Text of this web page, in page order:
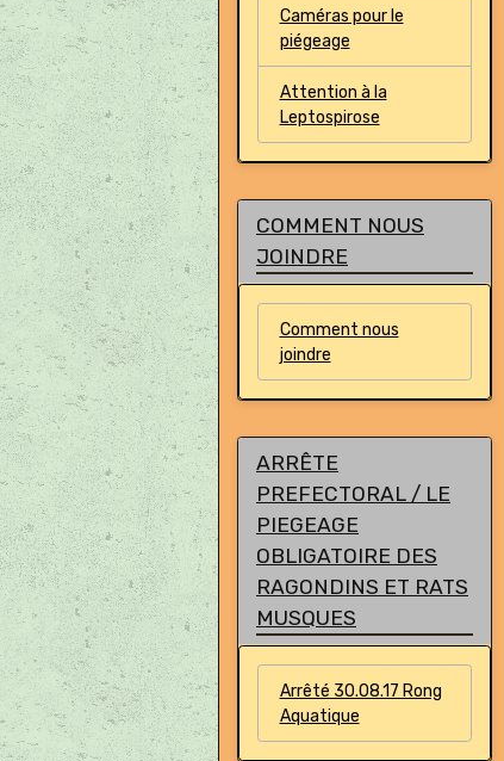
Caméras pour le
piégeage
Attention à la
Leptospirose
COMMENT NOUS
JOINDRE
Comment nous
joindre
ARRÊTE
PREFECTORAL / LE
PIEGEAGE
OBLIGATOIRE DES
RAGONDINS ET RATS
MUSQUES
Arrêté 30.08.17 Rong
Aquatique